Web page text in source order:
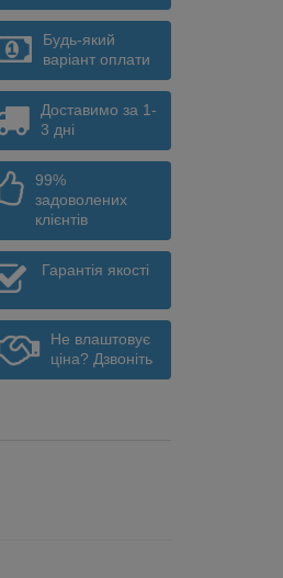
Будь-який
варіант оплати
Доставимо за 1-
3 дні
99%
задоволених
клієнтів
Гарантія якості
Не влаштовує
ціна? Дзвоніть